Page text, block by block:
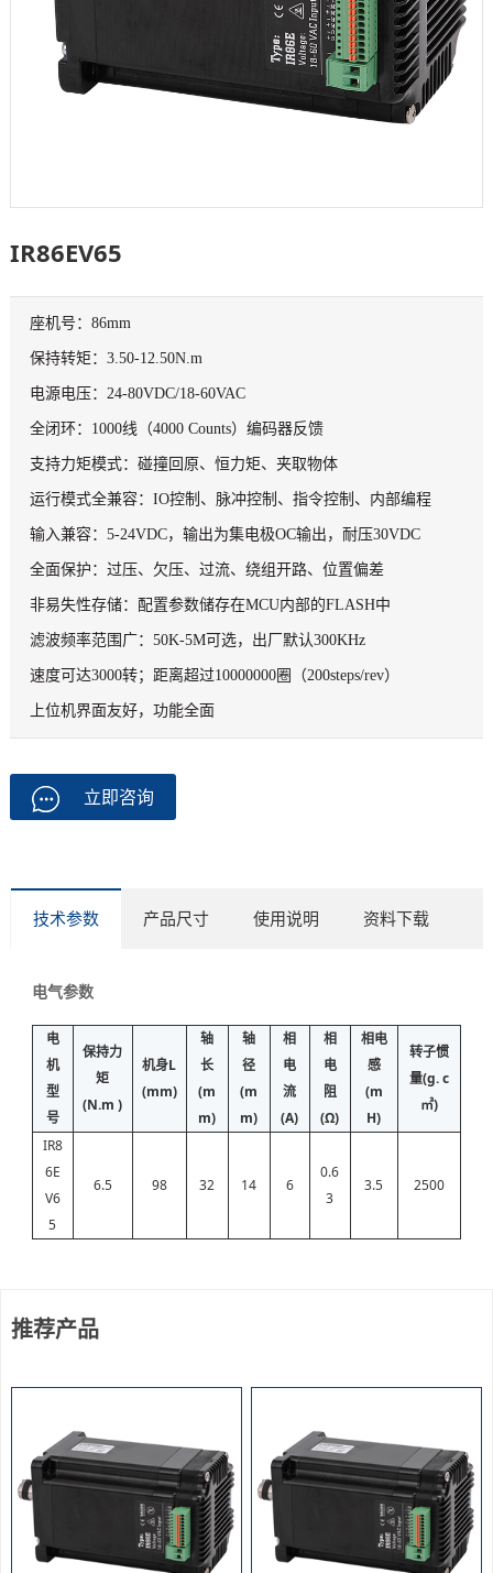
IR86EV65
座机号：86mm
保持转矩：3.50-12.50N.m
电源电压：24-80VDC/18-60VAC
全闭环：1000线（4000 Counts）编码器反馈
支持力矩模式：碰撞回原、恒力矩、夹取物体
运行模式全兼容：IO控制、脉冲控制、指令控制、内部编程
输入兼容：5-24VDC，输出为集电极OC输出，耐压30VDC
全面保护：过压、欠压、过流、绕组开路、位置偏差
非易失性存储：配置参数储存在MCU内部的FLASH中
滤波频率范围广：50K-5M可选，出厂默认300KHz
速度可达3000转；距离超过10000000圈（200steps/rev）
上位机界面友好，功能全面
立即咨询
技术参数 产品尺寸 使用说明 资料下载
电气参数
电
机
型
号
保持力
矩
(N.m )
机身L
(mm)
轴
长
(m
m)
轴
径
(m
m)
相
电
流
(A)
相
电
阻
(Ω)
相电
感
(m
H)
转子惯
量(g. c
㎡)
IR8
6E
V6
5
6.5 98 32 14 6
0.6
3
3.5 2500
推荐产品